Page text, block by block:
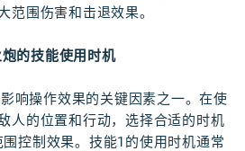
范围伤害和击退效果。
的技能使用时机
响操作效果的关键因素之一。在使
人的位置和行动，选择合适的时机
控制效果。技能1的使用时机通常